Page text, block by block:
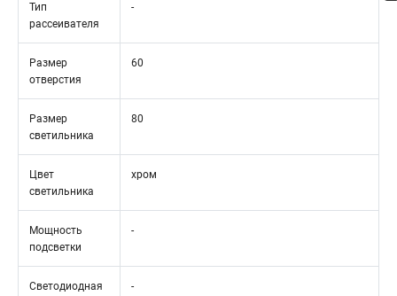
Тип
рассеивателя
-
Размер
отверстия
60
Размер
светильника
80
Цвет
светильника
хром
Мощность
подсветки
-
Светодиодная
-